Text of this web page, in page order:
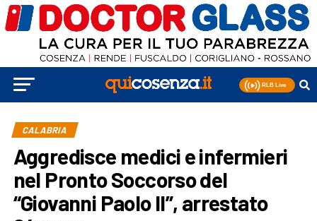
CALABRIA
Aggredisce medici e infermieri
nel Pronto Soccorso del
“Giovanni Paolo II”, arrestato